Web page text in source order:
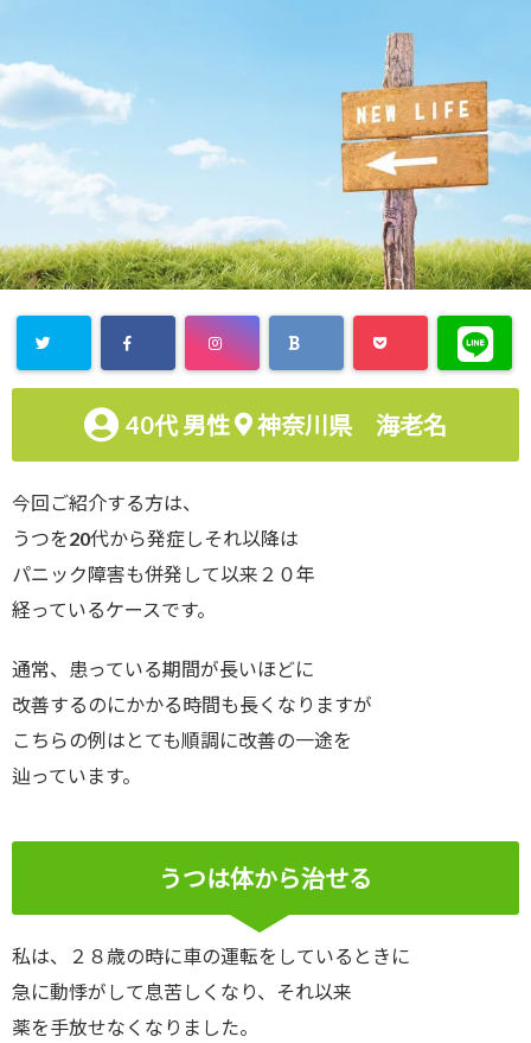
40代 男性 神奈川県 海老名
今回ご紹介する方は、
うつを20代から発症しそれ以降は
パニック障害も併発して以来２０年
経っているケースです。
通常、患っている期間が長いほどに
改善するのにかかる時間も長くなりますが
こちらの例はとても順調に改善の一途を
辿っています。
うつは体から治せる
私は、２８歳の時に車の運転をしているときに
急に動悸がして息苦しくなり、それ以来
薬を手放せなくなりました。